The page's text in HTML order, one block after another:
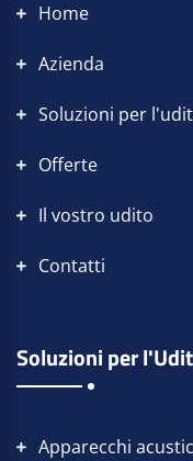
Home
Azienda
Soluzioni per
Offerte
Il vostro udito
Contatti
Soluzioni per
Apparecchi